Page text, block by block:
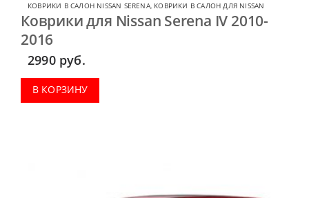
КОВРИКИ В САЛОН NISSAN SERENA, КОВРИКИ В САЛОН ДЛЯ NISSAN
Коврики для Nissan Serena IV 2010-
2016
2990 руб.
В КОРЗИНУ